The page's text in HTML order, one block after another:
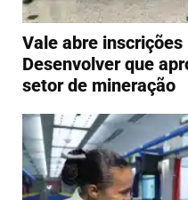
Vale abre
Desenvolver que
setor de mineração